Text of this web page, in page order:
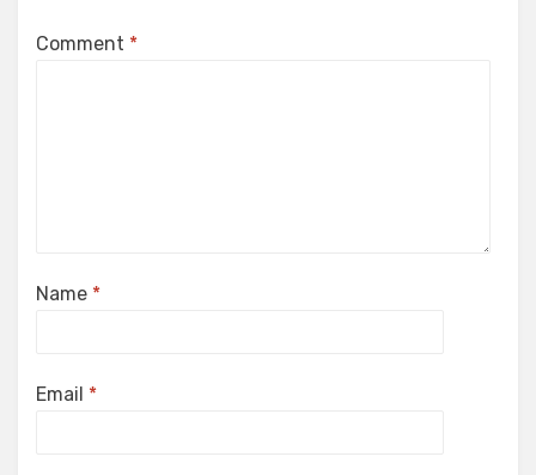
Comment *
Name *
Email *